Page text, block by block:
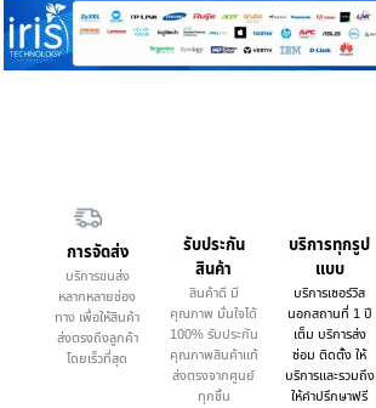
การจัดส่ง
บริการขนส่ง
หลากหลายช่อง
ทาง เพื่อให้สินค้า
ส่งตรงถึงลูกค้า
โดยเร็วที่สุด
รับประกัน
สินค้า
สินค้าดี มี
คุณภาพ มั่นใจได้
100% รับประกัน
คุณภาพสินค้าแท้
ส่งตรงจากศูนย์
ทุกชิ้น
บริการทุกรูป
แบบ
บริการเซอร์วิส
นอกสถานที่ 1 ปี
เต็ม บริการส่ง
ซ่อม ติดตั้ง ให้
บริการและรวมถึง
ให้คำปรึกษาฟรี